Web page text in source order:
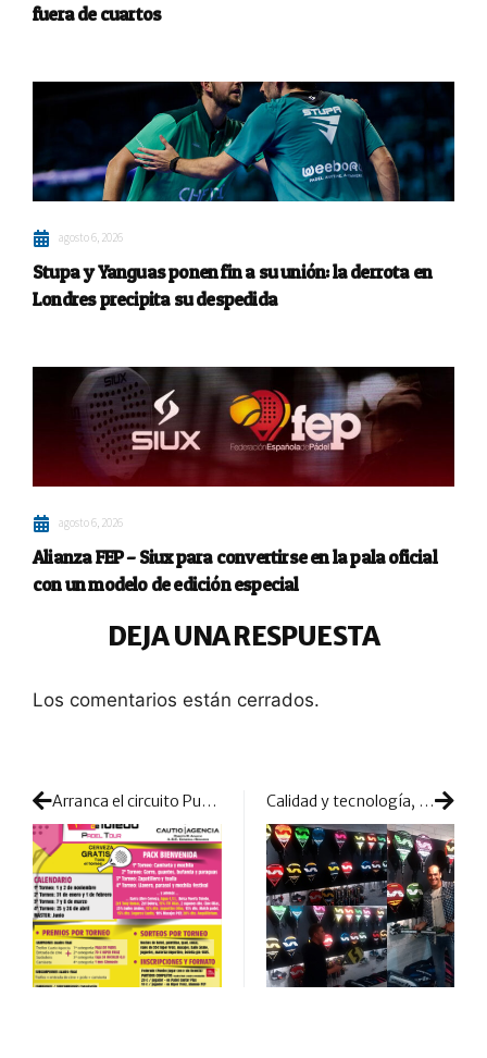
fuera de cuartos
agosto 6, 2026
Stupa y Yanguas ponen fin a su unión: la derrota en
Londres precipita su despedida
agosto 6, 2026
Alianza FEP – Siux para convertirse en la pala oficial
con un modelo de edición especial
DEJA UNA RESPUESTA
Los comentarios están cerrados.
Arranca el circuito Puerta de Toledo Padel Tour Calidad y tecnología, valores Varlion en su nueva gama de palas